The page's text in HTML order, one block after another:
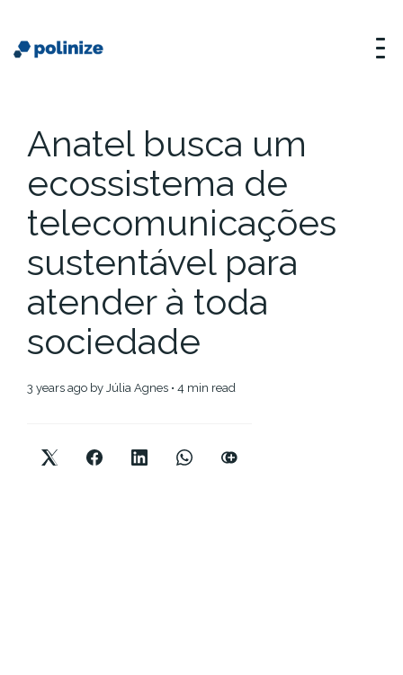
Anatel busca um
ecossistema de
telecomunicações
sustentável para
atender à toda
sociedade
3 years ago by Júlia Agnes • 4 min read